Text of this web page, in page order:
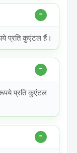
प्रति कुएंटल हैं।
प्रति कुएंटल